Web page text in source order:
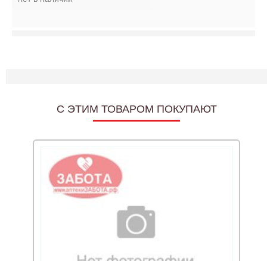
C ЭТИМ ТОВАРОМ ПОКУПАЮТ